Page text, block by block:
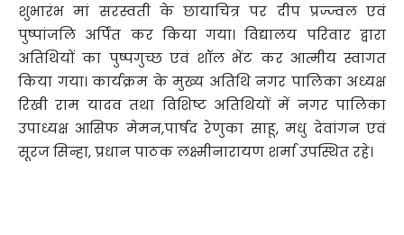
शुभारंभ मां सरस्वती के छायाचित्र पर दीप प्रज्ज्वल एवं
पुष्पांजलि अर्पित कर किया गया। विद्यालय परिवार द्वारा
अतिथियों का पुष्पगुच्छ एवं शॉल भेंट कर आत्मीय स्वागत
किया गया। कार्यक्रम के मुख्य अतिथि नगर पालिका अध्यक्ष
रिखी राम यादव तथा विशिष्ट अतिथियों में नगर पालिका
उपाध्यक्ष आसिफ मेमन,पार्षद रेणुका साहू, मधु देवांगन एवं
सूरज सिन्हा, प्रधान पाठक लक्ष्मीनारायण शर्मा उपस्थित रहे।